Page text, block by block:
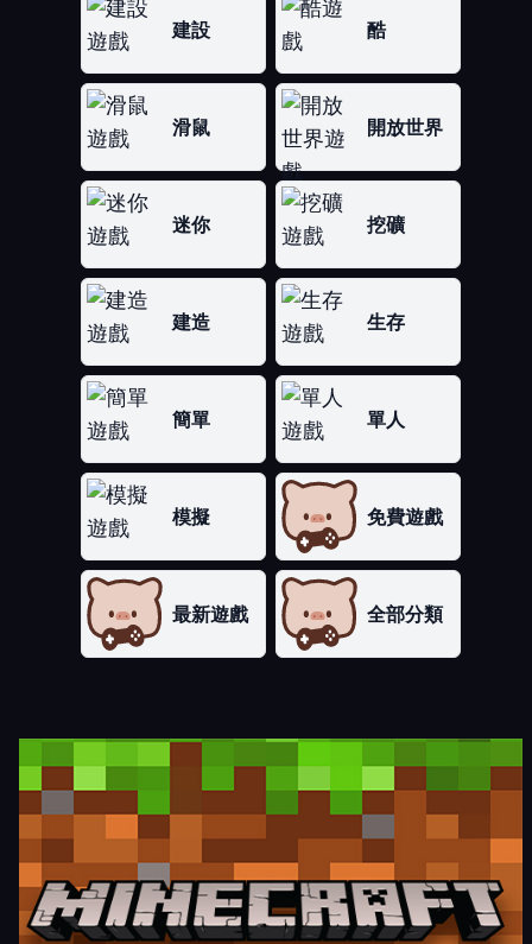
建設 酷
滑鼠 開放世界
迷你 挖礦
建造 生存
簡單 單人
模擬 免費遊戲
最新遊戲 全部分類